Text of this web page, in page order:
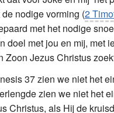
nodige vorming (2
met het nodige
doel met jou en mij, met
Zoon Jezus Christus
37 zien we niet het
zien we niet het
Christus, als Hij de